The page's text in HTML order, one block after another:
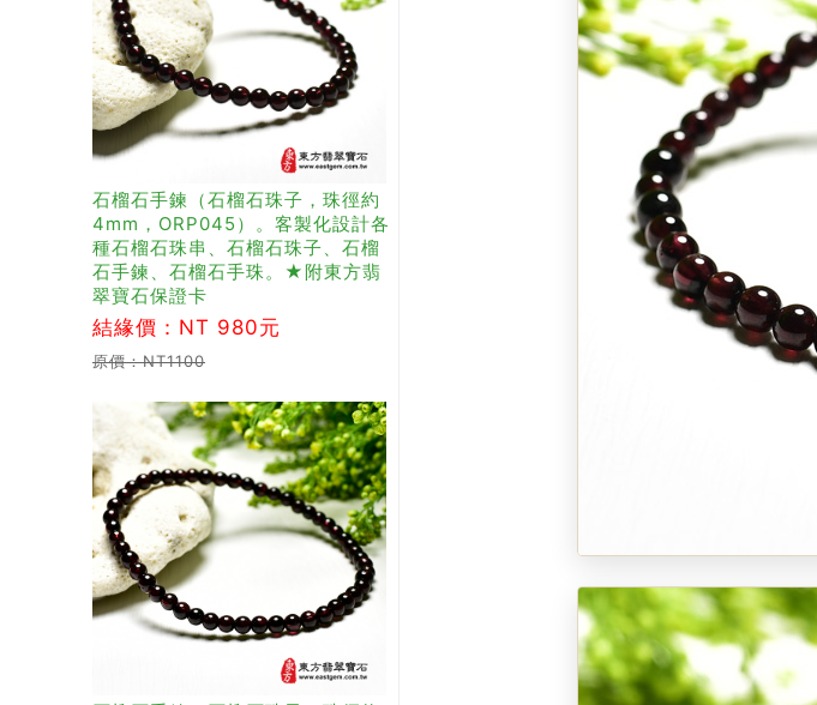
石榴石手鍊（石榴石珠子，珠徑約
4mm，ORP045）。客製化設計各
種石榴石珠串、石榴石珠子、石榴
石手鍊、石榴石手珠。★附東方翡
翠寶石保證卡
結緣價：NT 980元
原價：NT1100